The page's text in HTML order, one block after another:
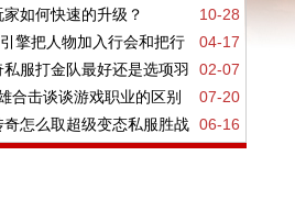
巧
10-28
家如何快速的升级？
04-17
擎把人物加入行会和把行
加入攻城列表的脚本教程
02-07
服打金队最好还是选项羽
士角色
07-20
合击谈谈游戏职业的区别
06-16
奇怎么取超级变态私服胜战